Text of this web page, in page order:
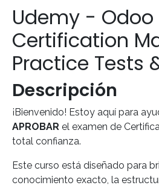
Udemy - Odoo
Certification
Practice Tests
Descripción
¡Bienvenido! Estoy aquí para
APROBAR el examen de
total confianza.
Este curso está diseñado para
conocimiento exacto, la